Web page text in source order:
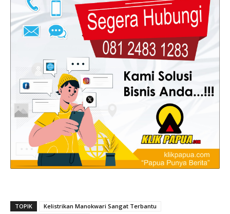
TOPIK
Kelistrikan Manokwari Sangat Terbantu